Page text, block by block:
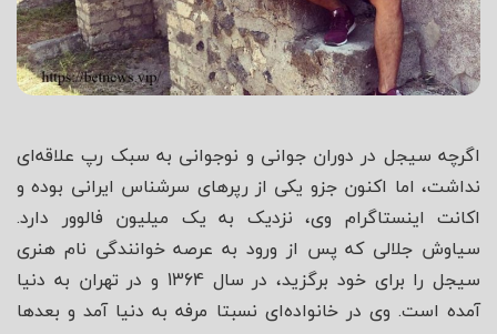
اگرچه سیجل در دوران جوانی و نوجوانی به سبک رپ علاقه‌ای
نداشت، اما اکنون جزو یکی از رپرهای سرشناس ایرانی بوده و
اکانت اینستاگرام وی، نزدیک به یک میلیون فالوور دارد.
سیاوش جلالی که پس از ورود به عرصه خوانندگی نام هنری
سیجل را برای خود برگزید، در سال 1364 و در تهران به دنیا
آمده است. وی در خانواده‌ای نسبتا مرفه به دنیا آمد و بعدها